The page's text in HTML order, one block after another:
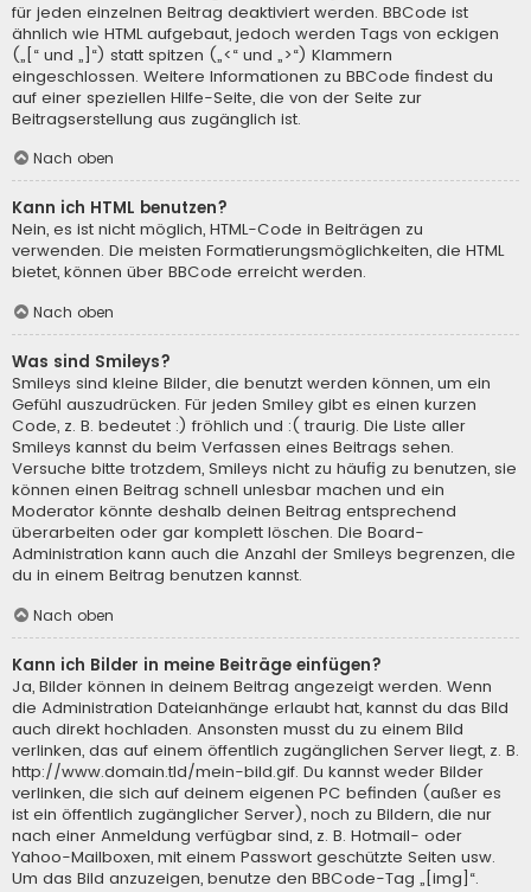
für jeden einzelnen Beitrag deaktiviert werden. BBCode ist
ähnlich wie HTML aufgebaut, jedoch werden Tags von eckigen
(„[“ und „]“) statt spitzen („<“ und „>“) Klammern
eingeschlossen. Weitere Informationen zu BBCode findest du
auf einer speziellen Hilfe-Seite, die von der Seite zur
Beitragserstellung aus zugänglich ist.
Nach oben
Kann ich HTML benutzen?
Nein, es ist nicht möglich, HTML-Code in Beiträgen zu
verwenden. Die meisten Formatierungsmöglichkeiten, die HTML
bietet, können über BBCode erreicht werden.
Nach oben
Was sind Smileys?
Smileys sind kleine Bilder, die benutzt werden können, um ein
Gefühl auszudrücken. Für jeden Smiley gibt es einen kurzen
Code, z. B. bedeutet :) fröhlich und :( traurig. Die Liste aller
Smileys kannst du beim Verfassen eines Beitrags sehen.
Versuche bitte trotzdem, Smileys nicht zu häufig zu benutzen, sie
können einen Beitrag schnell unlesbar machen und ein
Moderator könnte deshalb deinen Beitrag entsprechend
überarbeiten oder gar komplett löschen. Die Board-
Administration kann auch die Anzahl der Smileys begrenzen, die
du in einem Beitrag benutzen kannst.
Nach oben
Kann ich Bilder in meine Beiträge einfügen?
Ja, Bilder können in deinem Beitrag angezeigt werden. Wenn
die Administration Dateianhänge erlaubt hat, kannst du das Bild
auch direkt hochladen. Ansonsten musst du zu einem Bild
verlinken, das auf einem öffentlich zugänglichen Server liegt, z. B.
http://www.domain.tld/mein-bild.gif. Du kannst weder Bilder
verlinken, die sich auf deinem eigenen PC befinden (außer es
ist ein öffentlich zugänglicher Server), noch zu Bildern, die nur
nach einer Anmeldung verfügbar sind, z. B. Hotmail- oder
Yahoo-Mailboxen, mit einem Passwort geschützte Seiten usw.
Um das Bild anzuzeigen, benutze den BBCode-Tag „[img]“.